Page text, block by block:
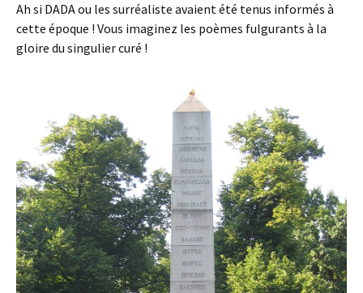
Ah si DADA ou les surréaliste avaient été tenus informés à
cette époque ! Vous imaginez les poèmes fulgurants à la
gloire du singulier curé !